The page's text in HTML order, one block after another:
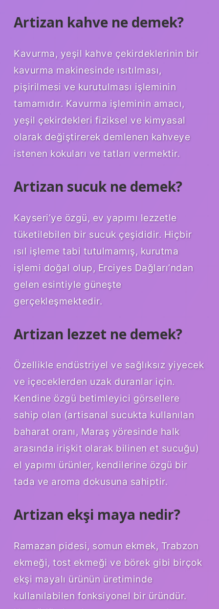
Artizan kahve ne demek?
Kavurma, yeşil kahve çekirdeklerinin bir
kavurma makinesinde ısıtılması,
pişirilmesi ve kurutulması işleminin
tamamıdır. Kavurma işleminin amacı,
yeşil çekirdekleri fiziksel ve kimyasal
olarak değiştirerek demlenen kahveye
istenen kokuları ve tatları vermektir.
Artizan sucuk ne demek?
Kayseri’ye özgü, ev yapımı lezzetle
tüketilebilen bir sucuk çeşididir. Hiçbir
ısıl işleme tabi tutulmamış, kurutma
işlemi doğal olup, Erciyes Dağları’ndan
gelen esintiyle güneşte
gerçekleşmektedir.
Artizan lezzet ne demek?
Özellikle endüstriyel ve sağlıksız yiyecek
ve içeceklerden uzak duranlar için.
Kendine özgü betimleyici görsellere
sahip olan (artisanal sucukta kullanılan
baharat oranı, Maraş yöresinde halk
arasında irişkit olarak bilinen et sucuğu)
el yapımı ürünler, kendilerine özgü bir
tada ve aroma dokusuna sahiptir.
Artizan ekşi maya nedir?
Ramazan pidesi, somun ekmek, Trabzon
ekmeği, tost ekmeği ve börek gibi birçok
ekşi mayalı ürünün üretiminde
kullanılabilen fonksiyonel bir üründür.